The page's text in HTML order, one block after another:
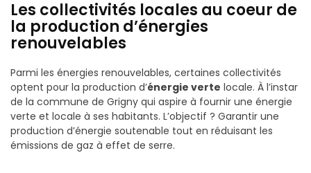
Les collectivités locales au coeur de
la production d’énergies
renouvelables
Parmi les énergies renouvelables, certaines collectivités
optent pour la production d’énergie verte locale. À l’instar
de la commune de Grigny qui aspire à fournir une énergie
verte et locale à ses habitants. L’objectif ? Garantir une
production d’énergie soutenable tout en réduisant les
émissions de gaz à effet de serre.